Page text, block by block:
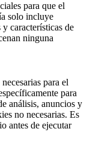
para que el
solo incluye
características de
ninguna
para el
para
análisis, anuncios y
no necesarias. Es
antes de ejecutar